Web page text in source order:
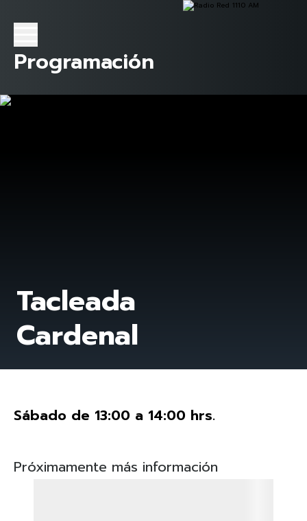
Programación
Tacleada
Cardenal
Sábado de 13:00 a 14:00 hrs.
Próximamente más información